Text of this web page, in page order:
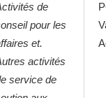
de
pour les
et.
activités
service de